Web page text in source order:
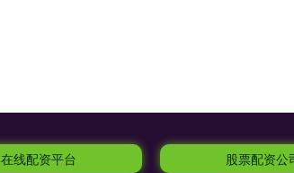
在线配资平台 股票配资公